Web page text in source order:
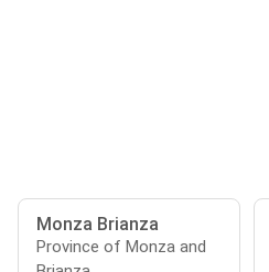
Monza Brianza
Province of Monza and